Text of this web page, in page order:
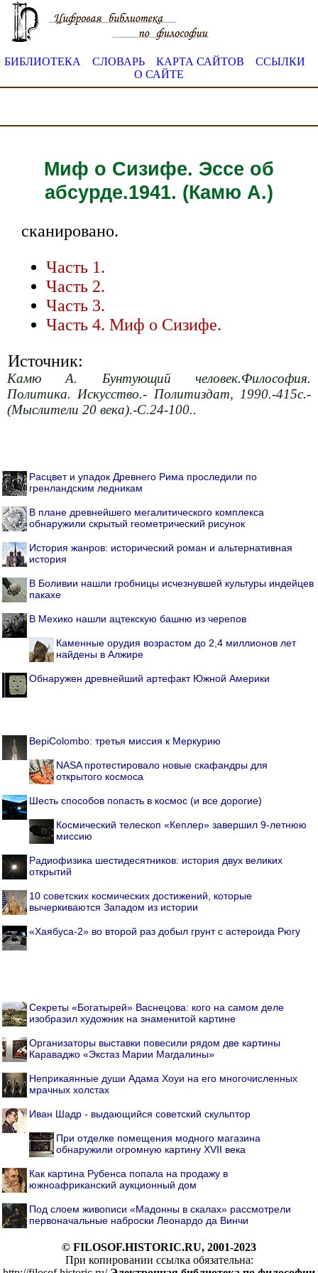
БИБЛИОТЕКА СЛОВАРЬ КАРТА САЙТОВ
ССЫЛКИ
О САЙТЕ
Миф о Сизифе. Эссе об
абсурде.1941. (Камю А.)
сканировано.
Часть 1.
Часть 2.
Часть 3.
Часть 4. Миф о Сизифе.
Источник:
Камю А. Бунтующий человек.Философия.
Политика. Искусство.- Политиздат, 1990.-415с.-
(Мыслители 20 века).-С.24-100..
Расцвет и упадок Древнего Рима проследили по
гренландским ледникам
В плане древнейшего мегалитического комплекса
обнаружили скрытый геометрический рисунок
История жанров: исторический роман и альтернативная
история
В Боливии нашли гробницы исчезнувшей культуры индейцев
пакахе
В Мехико нашли ацтекскую башню из черепов
Каменные орудия возрастом до 2,4 миллионов лет
найдены в Алжире
Обнаружен древнейший артефакт Южной Америки
BepiColombo: третья миссия к Меркурию
NASA протестировало новые скафандры для
открытого космоса
Шесть способов попасть в космос (и все дорогие)
Космический телескоп «Кеплер» завершил 9-летнюю
миссию
Радиофизика шестидесятников: история двух великих
открытий
10 советских космических достижений, которые
вычеркиваются Западом из истории
«Хаябуса-2» во второй раз добыл грунт с астероида Рюгу
Секреты «Богатырей» Васнецова: кого на самом деле
изобразил художник на знаменитой картине
Организаторы выставки повесили рядом две картины
Караваджо «Экстаз Марии Магдалины»
Неприкаянные души Адама Хоуи на его многочисленных
мрачных холстах
Иван Шадр - выдающийся советский скульптор
При отделке помещения модного магазина
обнаружили огромную картину XVII века
Как картина Рубенса попала на продажу в
южноафриканский аукционный дом
Под слоем живописи «Мадонны в скалах» рассмотрели
первоначальные наброски Леонардо да Винчи
© FILOSOF.HISTORIC.RU, 2001-2023
При копировании ссылка обязательна: